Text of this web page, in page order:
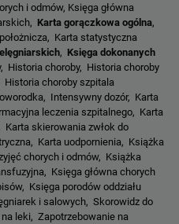
i odmów, Księga główna
Karta gorączkowa ogólna,
Karta statystyczna
, Księga dokonanych
Historia choroby, Historia choroby
Historia choroby szpitala
Intensywny dozór, Karta
leczenia szpitalnego, Karta
skierowania zwłok do
Karta uodpornienia, Książka
chorych i odmów, Książka
Księga główna chorych
Księga porodów oddziału
i salowych, Skorowidz do
leki, Zapotrzebowanie na